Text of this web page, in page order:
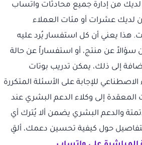
من إدارة جميع محادثات واتساب
لديك عشرات أو مئات العملاء
هذا يعني أن كل استفسار يُرد عليه
سؤالاً عن منتج، أو استفساراً عن حالة
إلى ذلك، يمكن تدريب بوتات
للإجابة على الأسئلة المتكررة
المعقدة إلى وكلاء الدعم البشري عند
والدعم البشري يضمن ألا يُترك أي
حول كيفية تحسين دعمك، ألقِ